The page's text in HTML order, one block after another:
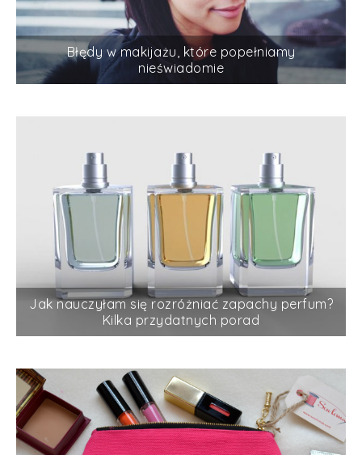
Błędy w makijażu, które popełniamy
nieświadomie
Jak nauczyłam się rozróżniać zapachy perfum?
Kilka przydatnych porad